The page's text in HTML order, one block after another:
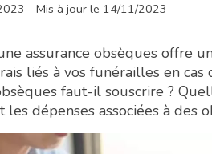
- Mis à jour le 14/11/2023
assurance obsèques offre
liés à vos funérailles en
faut-il souscrire ?
les dépenses associées à des